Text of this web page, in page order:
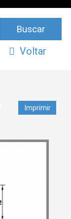
Voltar
Imprimir